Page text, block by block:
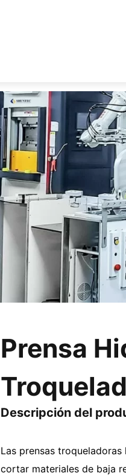
Prensa
Descripción del
Las prensas
cortar materiales de baja